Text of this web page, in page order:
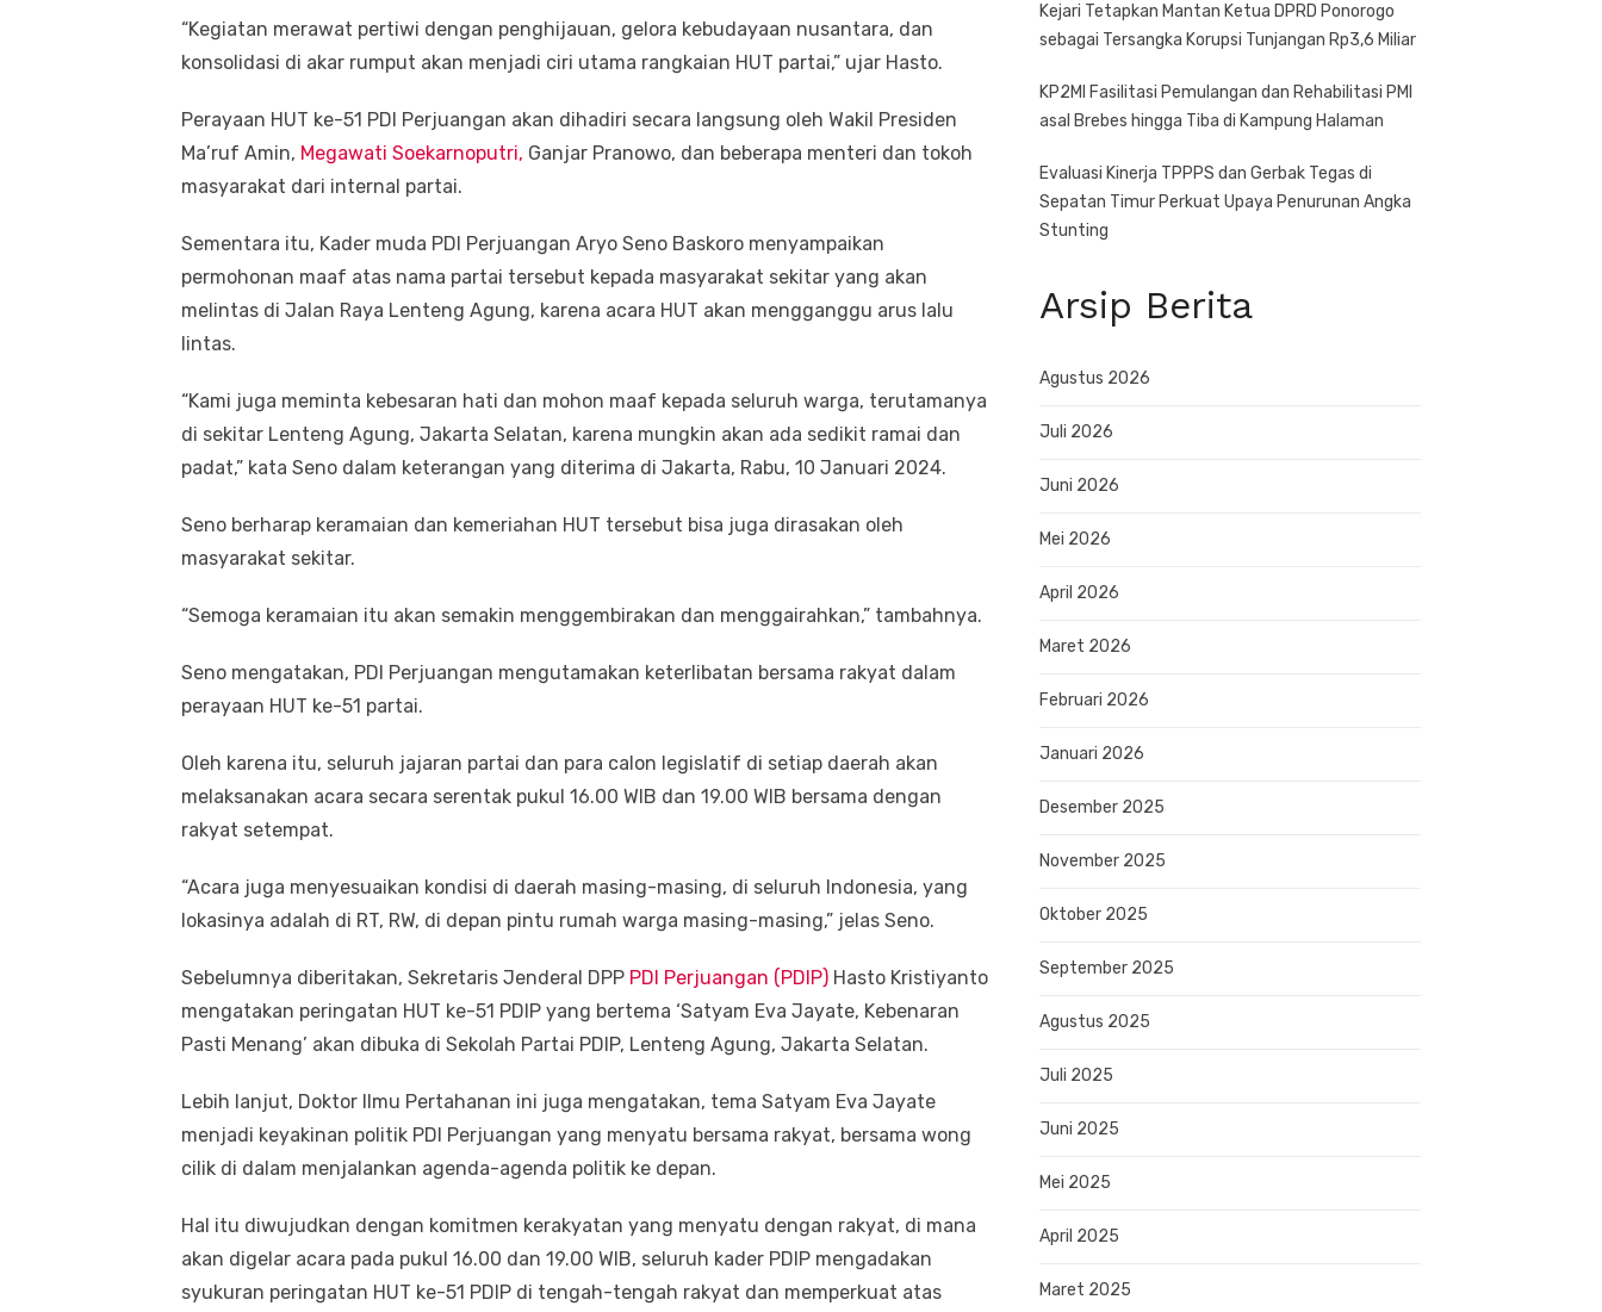
“Kegiatan merawat pertiwi dengan penghijauan, gelora kebudayaan nusantara, dan
konsolidasi di akar rumput akan menjadi ciri utama rangkaian HUT partai,” ujar Hasto.
Perayaan HUT ke-51 PDI Perjuangan akan dihadiri secara langsung oleh Wakil Presiden
Ma’ruf Amin, Megawati Soekarnoputri, Ganjar Pranowo, dan beberapa menteri dan tokoh
masyarakat dari internal partai.
Sementara itu, Kader muda PDI Perjuangan Aryo Seno Baskoro menyampaikan
permohonan maaf atas nama partai tersebut kepada masyarakat sekitar yang akan
melintas di Jalan Raya Lenteng Agung, karena acara HUT akan mengganggu arus lalu
lintas.
“Kami juga meminta kebesaran hati dan mohon maaf kepada seluruh warga, terutamanya
di sekitar Lenteng Agung, Jakarta Selatan, karena mungkin akan ada sedikit ramai dan
padat,” kata Seno dalam keterangan yang diterima di Jakarta, Rabu, 10 Januari 2024.
Seno berharap keramaian dan kemeriahan HUT tersebut bisa juga dirasakan oleh
masyarakat sekitar.
“Semoga keramaian itu akan semakin menggembirakan dan menggairahkan,” tambahnya.
Seno mengatakan, PDI Perjuangan mengutamakan keterlibatan bersama rakyat dalam
perayaan HUT ke-51 partai.
Oleh karena itu, seluruh jajaran partai dan para calon legislatif di setiap daerah akan
melaksanakan acara secara serentak pukul 16.00 WIB dan 19.00 WIB bersama dengan
rakyat setempat.
“Acara juga menyesuaikan kondisi di daerah masing-masing, di seluruh Indonesia, yang
lokasinya adalah di RT, RW, di depan pintu rumah warga masing-masing,” jelas Seno.
Sebelumnya diberitakan, Sekretaris Jenderal DPP PDI Perjuangan (PDIP) Hasto Kristiyanto
mengatakan peringatan HUT ke-51 PDIP yang bertema ‘Satyam Eva Jayate, Kebenaran
Pasti Menang’ akan dibuka di Sekolah Partai PDIP, Lenteng Agung, Jakarta Selatan.
Lebih lanjut, Doktor Ilmu Pertahanan ini juga mengatakan, tema Satyam Eva Jayate
menjadi keyakinan politik PDI Perjuangan yang menyatu bersama rakyat, bersama wong
cilik di dalam menjalankan agenda-agenda politik ke depan.
Hal itu diwujudkan dengan komitmen kerakyatan yang menyatu dengan rakyat, di mana
akan digelar acara pada pukul 16.00 dan 19.00 WIB, seluruh kader PDIP mengadakan
syukuran peringatan HUT ke-51 PDIP di tengah-tengah rakyat dan memperkuat atas
Kejari Tetapkan Mantan Ketua DPRD Ponorogo
sebagai Tersangka Korupsi Tunjangan Rp3,6 Miliar
KP2MI Fasilitasi Pemulangan dan Rehabilitasi PMI
asal Brebes hingga Tiba di Kampung Halaman
Evaluasi Kinerja TPPPS dan Gerbak Tegas di
Sepatan Timur Perkuat Upaya Penurunan Angka
Stunting
Arsip Berita
Agustus 2026
Juli 2026
Juni 2026
Mei 2026
April 2026
Maret 2026
Februari 2026
Januari 2026
Desember 2025
November 2025
Oktober 2025
September 2025
Agustus 2025
Juli 2025
Juni 2025
Mei 2025
April 2025
Maret 2025